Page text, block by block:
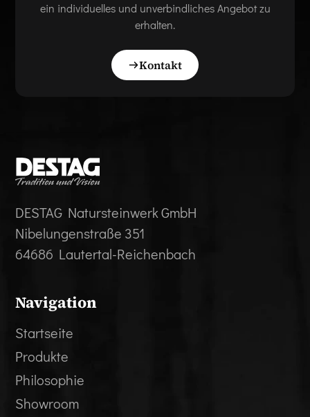
ein individuelles und unverbindliches Angebot zu
erhalten.
Kontakt
DESTAG Natursteinwerk GmbH
Nibelungenstraße 351
64686 Lautertal-Reichenbach
Navigation
Startseite
Produkte
Philosophie
Showroom